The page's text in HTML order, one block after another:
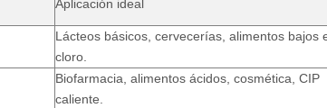
Aplicación ideal
Lácteos básicos, cervecerías, alimentos bajos
cloro.
Biofarmacia, alimentos ácidos, cosmética, CIP
caliente.